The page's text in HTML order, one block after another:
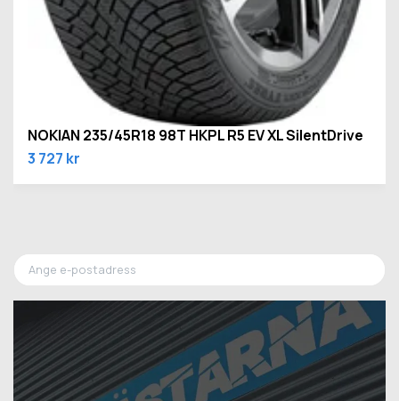
NOKIAN 235/45R18 98T HKPL R5 EV XL SilentDrive
3 727 kr